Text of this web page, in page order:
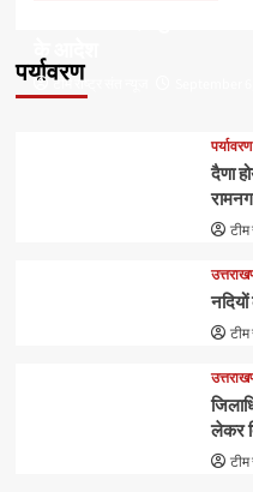
पर्यावरण
के आदेश
टीम राष्ट्र संत न्यूज
पर्यावरण
दैणा
लेकर